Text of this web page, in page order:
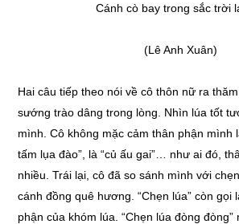
Cánh cò bay trong sắc trời
(Lê Anh Xuân)
Hai câu tiếp theo nói về cô thôn nữ ra
sướng trào dâng trong lòng. Nhìn lúa tốt
mình. Cô không mặc cảm thân phận mình
tấm lụa đào”, là “củ ấu gai”… như ai đó,
nhiều. Trái lại, cô đã so sánh mình với
cánh đồng quê hương. “Chẹn lúa” còn gọi
phận của khóm lúa. “Chẹn lúa đòng